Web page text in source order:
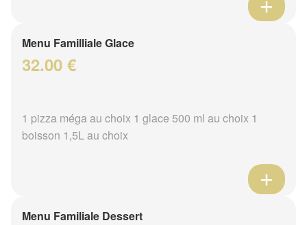
Menu Familliale Glace
32.00 €
1 pizza méga au choix 1 glace 500 ml au choix 1
boisson 1,5L au choix
Menu Familiale Dessert